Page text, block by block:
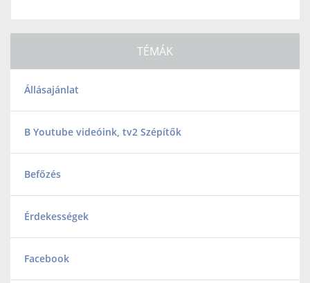
TÉMÁK
Állásajánlat
B Youtube videóink, tv2 Szépítők
Befőzés
Érdekességek
Facebook